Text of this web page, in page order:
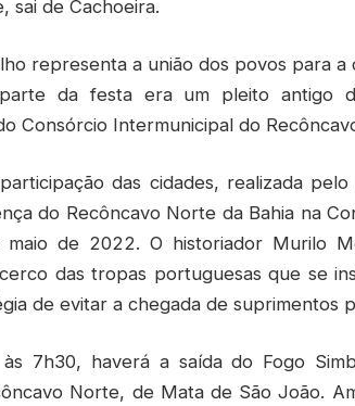
sai de Cachoeira.
representa a união dos povos para a
da festa era um pleito antigo
Consórcio Intermunicipal do
das cidades, realizada
do Recôncavo Norte da Bahia na
maio de 2022. O historiador Murilo
das tropas portuguesas que se
de evitar a chegada de suprimentos
7h30, haverá a saída do Fogo
Norte, de Mata de São João.